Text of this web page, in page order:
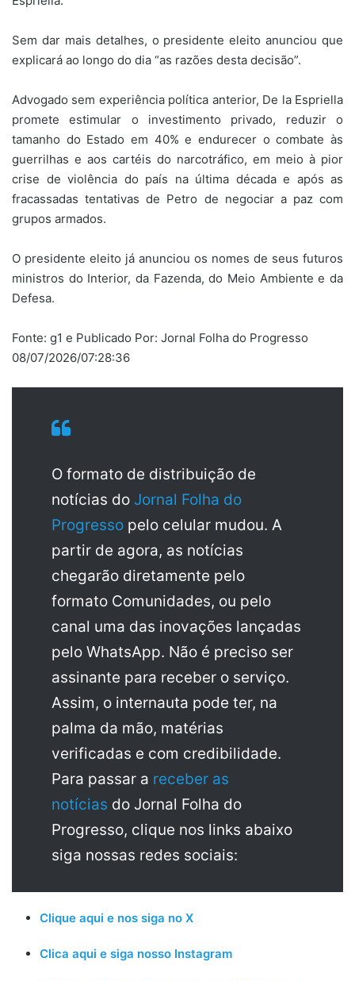
Sem dar mais detalhes, o presidente eleito anunciou que
explicará ao longo do dia “as razões desta decisão”.
Advogado sem experiência política anterior, De la Espriella
promete estimular o investimento privado, reduzir o
tamanho do Estado em 40% e endurecer o combate às
guerrilhas e aos cartéis do narcotráfico, em meio à pior
crise de violência do país na última década e após as
fracassadas tentativas de Petro de negociar a paz com
grupos armados.
O presidente eleito já anunciou os nomes de seus futuros
ministros do Interior, da Fazenda, do Meio Ambiente e da
Defesa.
Fonte: g1 e Publicado Por: Jornal Folha do Progresso
08/07/2026/07:28:36
O formato de distribuição de
notícias do Jornal Folha do
Progresso pelo celular mudou. A
partir de agora, as notícias
chegarão diretamente pelo
formato Comunidades, ou pelo
canal uma das inovações lançadas
pelo WhatsApp. Não é preciso ser
assinante para receber o serviço.
Assim, o internauta pode ter, na
palma da mão, matérias
verificadas e com credibilidade.
Para passar a receber as
notícias do Jornal Folha do
Progresso, clique nos links abaixo
siga nossas redes sociais:
Clique aqui e nos siga no X
Clica aqui e siga nosso Instagram